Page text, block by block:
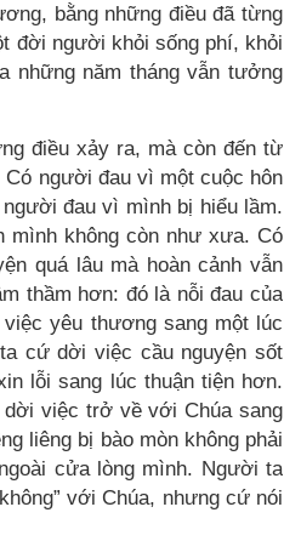
bằng những điều đã từng
đời người khỏi sống phí, khỏi
những năm tháng vẫn tưởng
điều xảy ra, mà còn đến từ
người đau vì một cuộc hôn
đau vì mình bị hiểu lầm.
mình không còn như xưa. Có
quá lâu mà hoàn cảnh vẫn
thầm hơn: đó là nỗi đau của
yêu thương sang một lúc
cứ dời việc cầu nguyện sốt
lỗi sang lúc thuận tiện hơn.
việc trở về với Chúa sang
liêng bị bào mòn không phải
cửa lòng mình. Người ta
với Chúa, nhưng cứ nói